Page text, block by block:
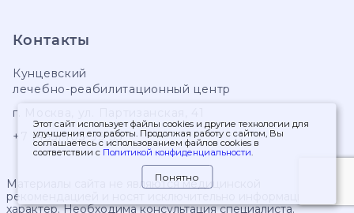
Контакты
Кунцевский
лечебно-реабилитационный центр
г. Москва
+7 (495) 103-99-55
Материалы сайта не являются медицинской
рекомендацией и носят исключительно информационный
характер. Необходима консультация специалиста.
Этот сайт использует файлы cookies и другие технологии для
улучшения его работы. Продолжая работу с сайтом, Вы
соглашаетесь с использованием файлов cookies в
соответствии с Политикой конфиденциальности.
Понятно